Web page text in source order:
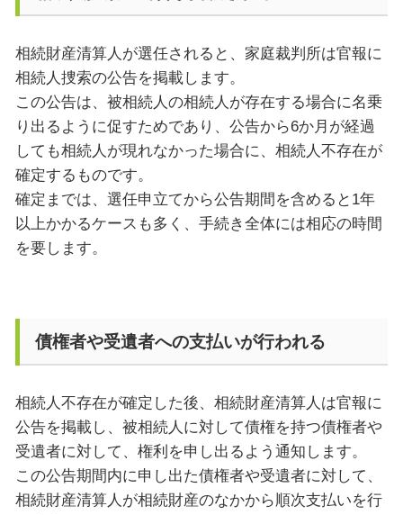
相続財産清算人が選任されると、家庭裁判所は官報に
相続人捜索の公告を掲載します。
この公告は、被相続人の相続人が存在する場合に名乗
り出るように促すためであり、公告から6か月が経過
しても相続人が現れなかった場合に、相続人不存在が
確定するものです。
確定までは、選任申立てから公告期間を含めると1年
以上かかるケースも多く、手続き全体には相応の時間
を要します。
債権者や受遺者への支払いが行われる
相続人不存在が確定した後、相続財産清算人は官報に
公告を掲載し、被相続人に対して債権を持つ債権者や
受遺者に対して、権利を申し出るよう通知します。
この公告期間内に申し出た債権者や受遺者に対して、
相続財産清算人が相続財産のなかから順次支払いを行